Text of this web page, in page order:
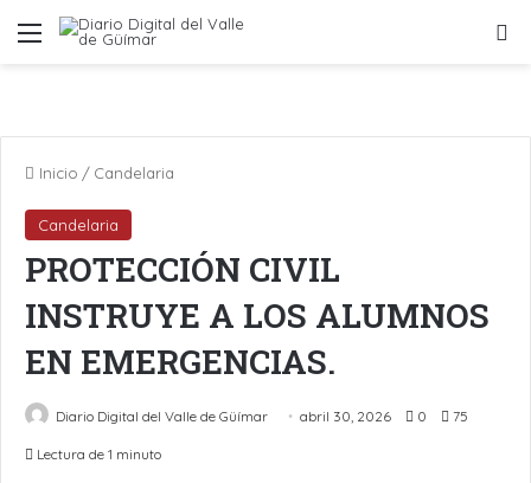
Menú
Inicio / Candelaria
Candelaria
PROTECCIÓN CIVIL
INSTRUYE A LOS ALUMNOS
EN EMERGENCIAS.
Diario Digital del Valle de Güímar abril 30, 2026 0 75
Lectura de 1 minuto